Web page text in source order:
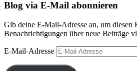
Blog via E-Mail abonnieren
Gib deine E-Mail-Adresse an, um diesen
Benachrichtigungen über neue Beiträge
E-Mail-Adresse